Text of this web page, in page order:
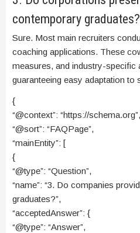
contemporary graduates?
Sure. Most main recruiters
coaching applications. These
measures, and industry-specific
guaranteeing easy adaptation to
{
“@context”: “https://schema.org”,
“@sort”: “FAQPage”,
“mainEntity”: [
{
“@type”: “Question”,
“name”: “3. Do companies
graduates?”,
“acceptedAnswer”: {
“@type”: “Answer”,